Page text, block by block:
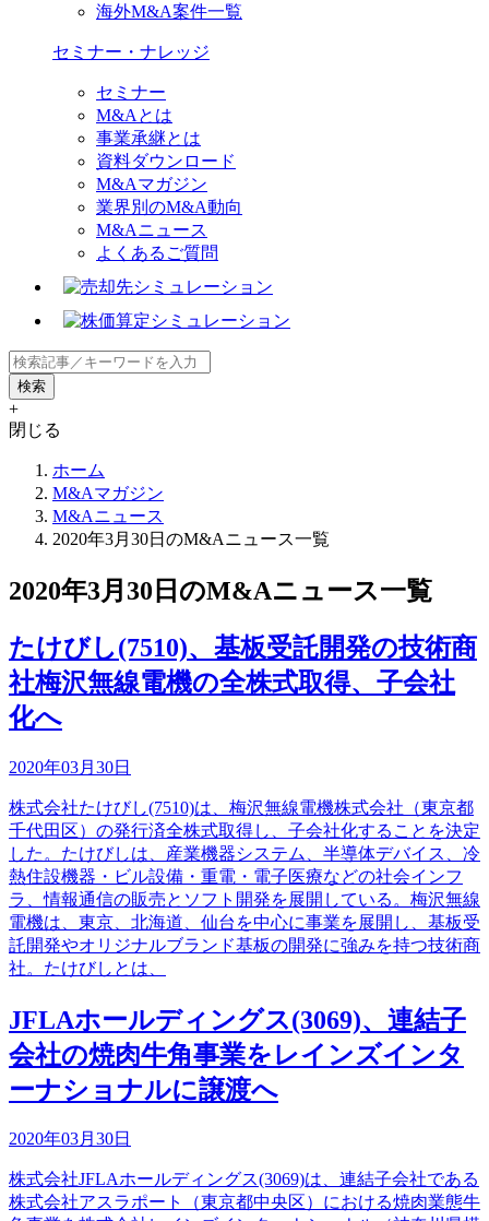
海外M&A案件一覧
セミナー・ナレッジ
セミナー
M&Aとは
事業承継とは
資料ダウンロード
M&Aマガジン
業界別のM&A動向
M&Aニュース
よくあるご質問
+
閉じる
ホーム
M&Aマガジン
M&Aニュース
2020年3月30日のM&Aニュース一覧
2020年3月30日のM&Aニュース一覧
たけびし(7510)、基板受託開発の技術商
社梅沢無線電機の全株式取得、子会社
化へ
2020年03月30日
株式会社たけびし(7510)は、梅沢無線電機株式会社（東京都
千代田区）の発行済全株式取得し、子会社化することを決定
した。たけびしは、産業機器システム、半導体デバイス、冷
熱住設機器・ビル設備・重電・電子医療などの社会インフ
ラ、情報通信の販売とソフト開発を展開している。梅沢無線
電機は、東京、北海道、仙台を中心に事業を展開し、基板受
託開発やオリジナルブランド基板の開発に強みを持つ技術商
社。たけびしとは、
JFLAホールディングス(3069)、連結子
会社の焼肉牛角事業をレインズインタ
ーナショナルに譲渡へ
2020年03月30日
株式会社JFLAホールディングス(3069)は、連結子会社である
株式会社アスラポート（東京都中央区）における焼肉業態牛